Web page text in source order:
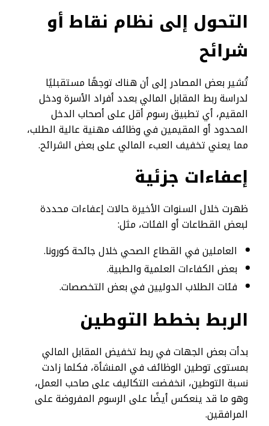
التحول إلى نظام نقاط أو
شرائح
تُشير بعض المصادر إلى أن هناك توجهًا مستقبليًا
لدراسة ربط المقابل المالي بعدد أفراد الأسرة ودخل
المقيم، أي تطبيق رسوم أقل على أصحاب الدخل
المحدود أو المقيمين في وظائف مهنية عالية الطلب،
مما يعني تخفيف العبء المالي على بعض الشرائح.
إعفاءات جزئية
ظهرت خلال السنوات الأخيرة حالات إعفاءات محددة
لبعض القطاعات أو الفئات، مثل:
العاملين في القطاع الصحي خلال جائحة كورونا.
بعض الكفاءات العلمية والطبية.
فئات الطلاب الدوليين في بعض التخصصات.
الربط بخطط التوطين
بدأت بعض الجهات في ربط تخفيض المقابل المالي
بمستوى توطين الوظائف في المنشأة، فكلما زادت
نسبة التوطين، انخفضت التكاليف على صاحب العمل،
وهو ما قد ينعكس أيضًا على الرسوم المفروضة على
المرافقين.